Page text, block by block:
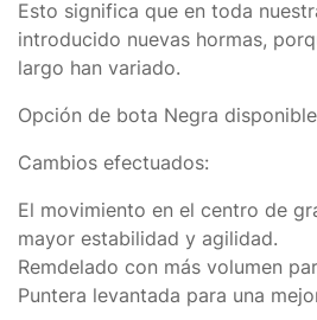
Esto significa que en toda
introducido nuevas hormas,
largo han variado.
Opción de bota Negra
Cambios efectuados:
El movimiento en el centro de
mayor estabilidad y agilidad.
Remdelado con más volumen
Puntera levantada para una